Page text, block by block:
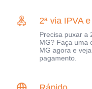
2ª via IPVA
Precisa puxar a
MG? Faça uma
MG agora e
pagamento.